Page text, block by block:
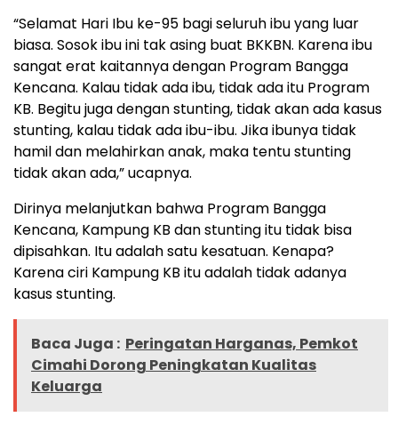
“Selamat Hari Ibu ke-95 bagi seluruh ibu yang luar
biasa. Sosok ibu ini tak asing buat BKKBN. Karena ibu
sangat erat kaitannya dengan Program Bangga
Kencana. Kalau tidak ada ibu, tidak ada itu Program
KB. Begitu juga dengan stunting, tidak akan ada kasus
stunting, kalau tidak ada ibu-ibu. Jika ibunya tidak
hamil dan melahirkan anak, maka tentu stunting
tidak akan ada,” ucapnya.
Dirinya melanjutkan bahwa Program Bangga
Kencana, Kampung KB dan stunting itu tidak bisa
dipisahkan. Itu adalah satu kesatuan. Kenapa?
Karena ciri Kampung KB itu adalah tidak adanya
kasus stunting.
Baca Juga : Peringatan Harganas, Pemkot
Cimahi Dorong Peningkatan Kualitas
Keluarga